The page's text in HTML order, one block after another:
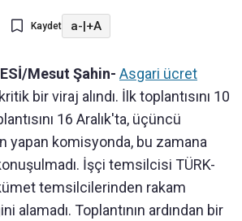
Kaydet a-|+A
Mesut Şahin- Asgari ücret
bir viraj alındı. İlk toplantısını 10
16 Aralık'ta, üçüncü
yapan komisyonda, bu zamana
İşçi temsilcisi TÜRK-
temsilcilerinden rakam
alamadı. Toplantının ardından bir